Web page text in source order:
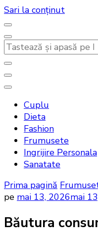
Sari la conținut
Cauți
ceva?
Bandoux
Cuplu
Dieta
Fashion
Frumusete
Ingrijire Personala
Sanatate
Prima pagină
pe mai 13, 2026mai
Băutura